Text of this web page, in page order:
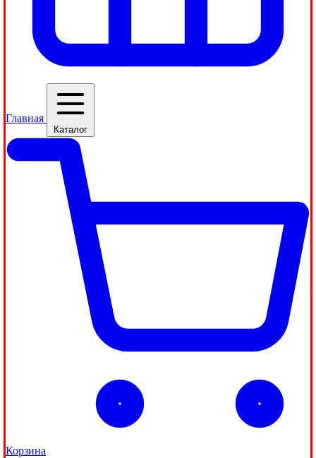
Главная
Каталог
Корзина